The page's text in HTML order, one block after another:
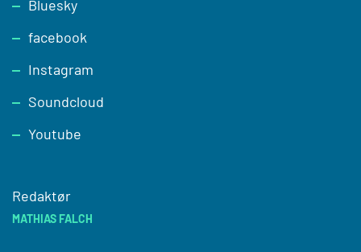
Bluesky
facebook
Instagram
Soundcloud
Youtube
Redaktør
MATHIAS FALCH